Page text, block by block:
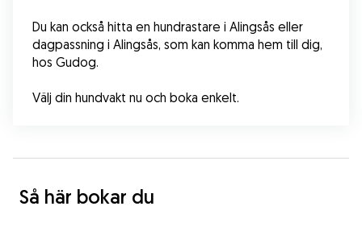
Du kan också hitta en hundrastare i Alingsås eller
dagpassning i Alingsås, som kan komma hem till dig,
hos Gudog.
Välj din hundvakt nu och boka enkelt.
Så här bokar du